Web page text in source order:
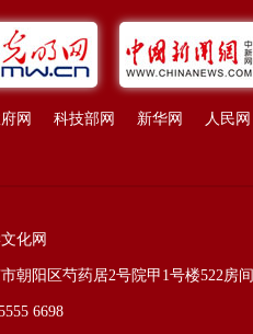
网 科技部网 新华网 人民网
化网
朝阳区芍药居2号院甲1号楼522房间
6698